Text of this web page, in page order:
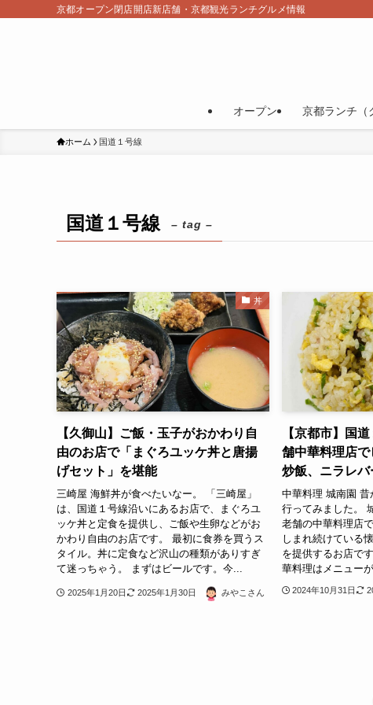
京都オープン閉店開店新店舗・京都観光ランチグルメ情報
オープン 京都ランチ（
ホーム 国道１号線
国道１号線 – tag –
丼
【久御山】ご飯・玉子がおかわり自
由のお店で「まぐろユッケ丼と唐揚
げセット」を堪能
三崎屋 海鮮丼が食べたいなー。 「三崎屋」
は、国道１号線沿いにあるお店で、まぐろユ
ッケ丼と定食を提供し、ご飯や生卵などがお
かわり自由のお店です。 最初に食券を買うス
タイル。丼に定食など沢山の種類がありすぎ
て迷っちゃう。 まずはビールです。今...
2025年1月20日 2025年1月30日 みやこさん
【京都市】国
舗中華料理店
炒飯、ニラレ
中華料理 城南園 昔
行ってみました。
老舗の中華料理店
しまれ続けている
を提供するお店で
華料理はメニュー
2024年10月31日